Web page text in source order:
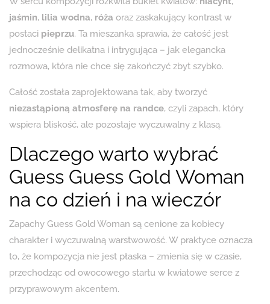
jaśmin, lilia wodna, róża oraz zaskakujący kontrast w
postaci pieprzu. Ta mieszanka sprawia, że całość jest
jednocześnie delikatna i intrygująca – jak elegancka
rozmowa, która nie chce się zakończyć zbyt szybko.
Całość została zaprojektowana tak, aby tworzyć
niezastąpioną atmosferę na randce, czyli zapach, który
wspiera bliskość, ale pozostaje wyczuwalny z klasą.
Dlaczego warto wybrać
Guess Guess Gold Woman
na co dzień i na wieczór
Zapachy Guess Gold Woman są cenione za kobiecy
charakter i wyczuwalną warstwowość. W praktyce oznacza
to, że kompozycja nie jest płaska – zmienia się w czasie,
przechodząc od owocowego startu w kwiatowe serce z
przyprawowym akcentem.